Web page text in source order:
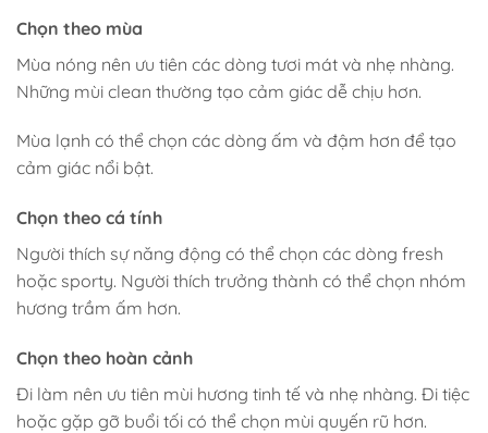
Chọn theo mùa
Mùa nóng nên ưu tiên các dòng tươi mát và nhẹ nhàng.
Những mùi clean thường tạo cảm giác dễ chịu hơn.
Mùa lạnh có thể chọn các dòng ấm và đậm hơn để tạo
cảm giác nổi bật.
Chọn theo cá tính
Người thích sự năng động có thể chọn các dòng fresh
hoặc sporty. Người thích trưởng thành có thể chọn nhóm
hương trầm ấm hơn.
Chọn theo hoàn cảnh
Đi làm nên ưu tiên mùi hương tinh tế và nhẹ nhàng. Đi tiệc
hoặc gặp gỡ buổi tối có thể chọn mùi quyến rũ hơn.